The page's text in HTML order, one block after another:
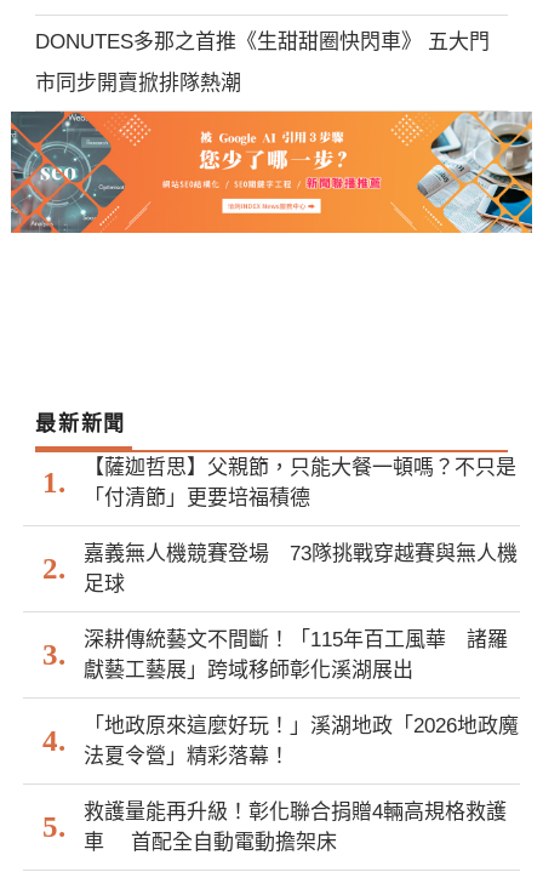
DONUTES多那之首推《生甜甜圈快閃車》 五大門
市同步開賣掀排隊熱潮
最新新聞
【薩迦哲思】父親節，只能大餐一頓嗎？不只是
「付清節」更要培福積德
嘉義無人機競賽登場 73隊挑戰穿越賽與無人機
足球
深耕傳統藝文不間斷！「115年百工風華 諸羅
獻藝工藝展」跨域移師彰化溪湖展出
「地政原來這麼好玩！」溪湖地政「2026地政魔
法夏令營」精彩落幕！
救護量能再升級！彰化聯合捐贈4輛高規格救護
車 首配全自動電動擔架床